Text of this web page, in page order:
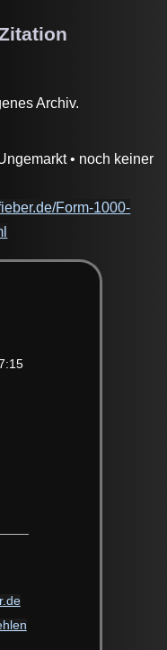
Archiv.
• noch keiner
Form-1000-